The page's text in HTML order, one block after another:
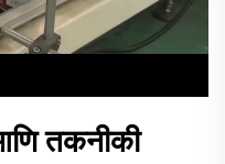
तकनीकी